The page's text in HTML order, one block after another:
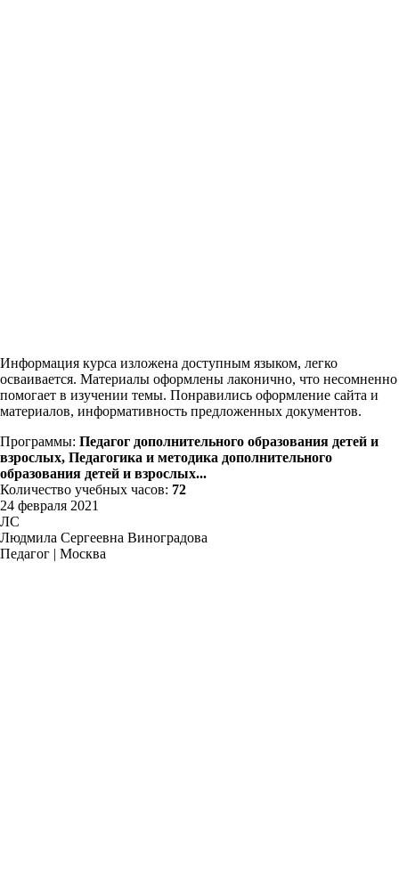
Информация курса изложена доступным языком, легко
осваивается. Материалы оформлены лаконично, что несомненно
помогает в изучении темы. Понравились оформление сайта и
материалов, информативность предложенных документов.
Программы: Педагог дополнительного образования детей и
взрослых, Педагогика и методика дополнительного
образования детей и взрослых...
Количество учебных часов: 72
24 февраля 2021
ЛС
Людмила Сергеевна Виноградова
Педагог | Москва